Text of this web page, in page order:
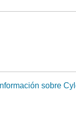
sobre